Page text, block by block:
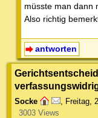
müsste man dann
Also richtig
antworten
Socke Freitag,
3003 Views